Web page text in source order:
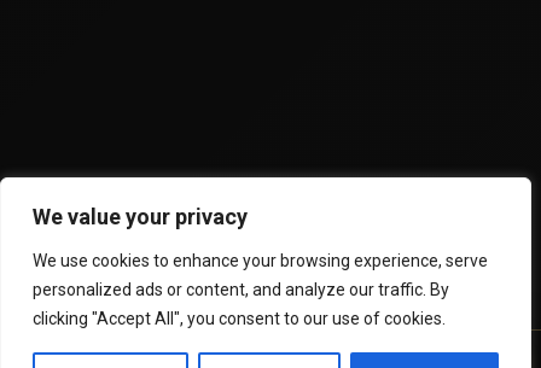
We value your privacy
We use cookies to enhance your browsing experience, serve
personalized ads or content, and analyze our traffic. By
clicking "Accept All", you consent to our use of cookies.